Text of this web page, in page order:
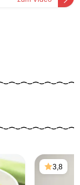
3,8